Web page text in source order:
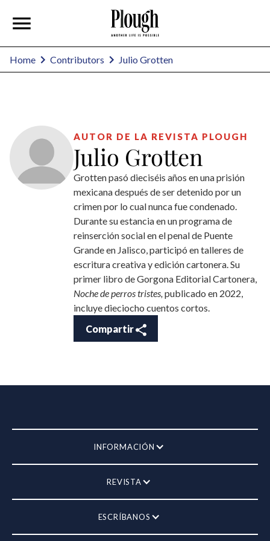
Home Contributors Julio Grotten
AUTOR DE LA REVISTA PLOUGH
Julio Grotten
Grotten pasó dieciséis años en una prisión
mexicana después de ser detenido por un
crimen por lo cual nunca fue condenado.
Durante su estancia en un programa de
reinserción social en el penal de Puente
Grande en Jalisco, participó en talleres de
escritura creativa y edición cartonera. Su
primer libro de Gorgona Editorial Cartonera,
Noche de perros tristes, publicado en 2022,
incluye dieciocho cuentos cortos.
Compartir
INFORMACIÓN
REVISTA
ESCRÍBANOS